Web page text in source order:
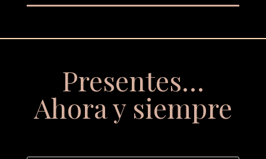
Presentes…
Ahora y siempre